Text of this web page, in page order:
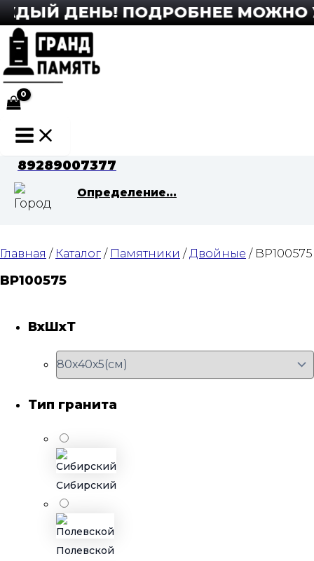
Перейти
к
содержимому
ДЕНЬ! ПОДРОБНЕЕ МОЖНО
Main
Menu
89289007377
Определение...
Главная / Каталог / Памятники / Двойные / BP100575
BP100575
Тип гранита
Полевской
Сибирский
ВхШхТ